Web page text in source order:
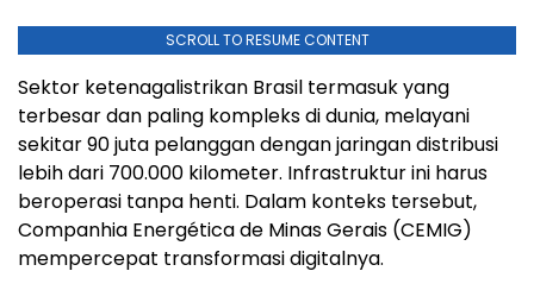
SCROLL TO RESUME CONTENT
Sektor ketenagalistrikan Brasil termasuk yang
terbesar dan paling kompleks di dunia, melayani
sekitar 90 juta pelanggan dengan jaringan distribusi
lebih dari 700.000 kilometer. Infrastruktur ini harus
beroperasi tanpa henti. Dalam konteks tersebut,
Companhia Energética de Minas Gerais (CEMIG)
mempercepat transformasi digitalnya.